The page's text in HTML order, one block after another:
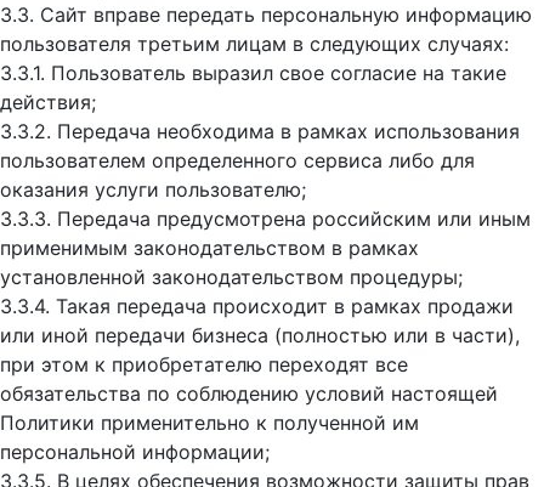
3.3. Сайт вправе передать персональную информацию
пользователя третьим лицам в следующих случаях:
3.3.1. Пользователь выразил свое согласие на такие
действия;
3.3.2. Передача необходима в рамках использования
пользователем определенного сервиса либо для
оказания услуги пользователю;
3.3.3. Передача предусмотрена российским или иным
применимым законодательством в рамках
установленной законодательством процедуры;
3.3.4. Такая передача происходит в рамках продажи
или иной передачи бизнеса (полностью или в части),
при этом к приобретателю переходят все
обязательства по соблюдению условий настоящей
Политики применительно к полученной им
персональной информации;
3.3.5. В целях обеспечения возможности защиты прав